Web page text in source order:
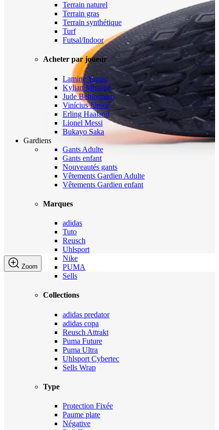
Terrain naturel
Terrain gras
Terrain synthétique
Turf
Futsal/Indoor
Acheter par joueur
Lamine Yamal
Kylian Mbappé
Jude Bellingham
Vinícius Júnior
Erling Haaland
Lionel Messi
Bukayo Saka
Gardiens
Gants Adulte
Gants enfant
Nouveautés gants
Vêtements Gardien Adulte
Vêtements Gardien enfant
Marques
adidas
Tuto
Reusch
Uhlsport
Nike
PUMA
Sells
Collections
adidas predator
adidas copa
Reusch Attrakt
Puma Future
Puma Ultra
Uhlsport Cybertec
Sells Wrap
Type
Protection Fixée
Paume plate
Négative
Zoom